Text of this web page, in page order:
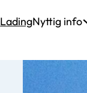
LadingNyttig info